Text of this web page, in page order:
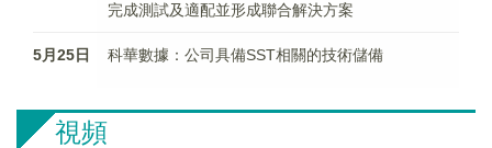
完成測試及適配並形成聯合解決方案
5月25日 科華數據：公司具備SST相關的技術儲備
視頻